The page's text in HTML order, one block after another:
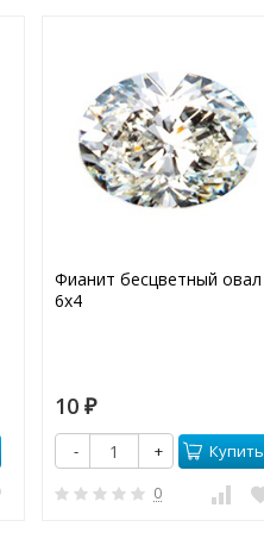
Фианит бесцветный овал
6х4
10 ₽
- + Купить
0